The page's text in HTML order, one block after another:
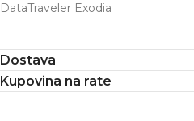
DataTraveler Exodia
Dostava
Kupovina na rate